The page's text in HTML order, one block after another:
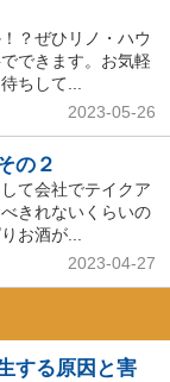
？ぜひリノ・ハウ
できます。お気軽
ちして...
2023-05-26
の２
て会社でテイクア
きれないくらいの
お酒が...
2023-04-27
する原因と害